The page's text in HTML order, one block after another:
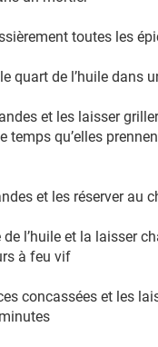
toutes les
quart de l’huile dans
et les laisser
temps qu’elles
et les réserver au
de l’huile et la laisser
à feu vif
concassées et les